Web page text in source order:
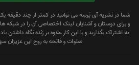
شما در نشریه آی پُرسِه می توانید در کمتر از چند دقیقه
و برای دوستان و آشنایان لینک اختصاصی آن را در
به اشتراک بگذارید و با این کار علاوه بر زنده نگاه داشتن
صلوات و فاتحه به روح این عزیزان